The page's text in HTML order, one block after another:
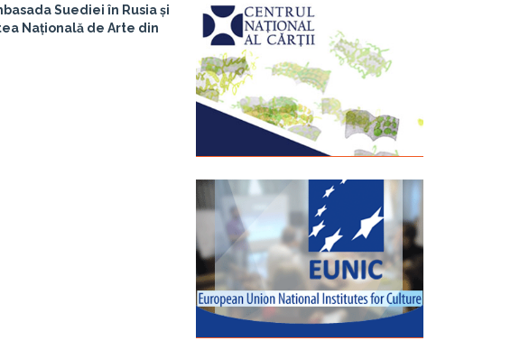
Suediei în Rusia și
Națională de Arte din